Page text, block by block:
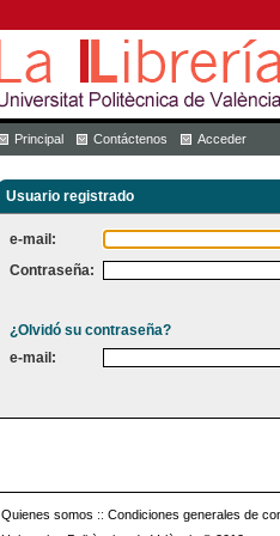
Principal Contáctenos Acceder
Usuario registrado
e-mail:
Contraseña:
¿Olvidó su contraseña?
e-mail:
Quienes somos :: Condiciones generales de